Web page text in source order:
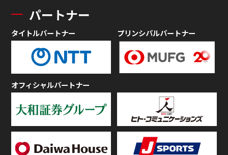
パートナー
タイトルパートナー プリンシパルパートナー
オフィシャルパートナー